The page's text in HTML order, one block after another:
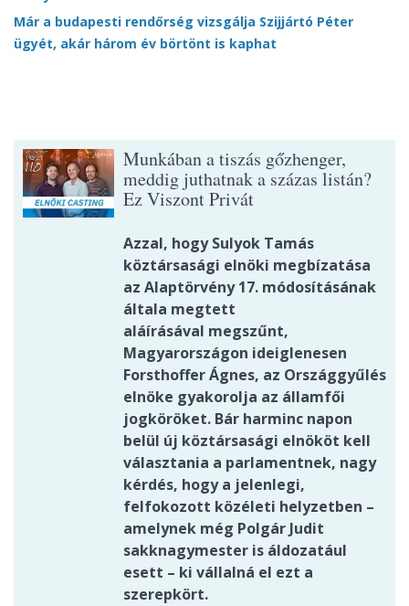
Már a budapesti rendőrség vizsgálja Szijjártó Péter
ügyét, akár három év börtönt is kaphat
Munkában a tiszás gőzhenger,
meddig juthatnak a százas listán?
Ez Viszont Privát
Azzal, hogy Sulyok Tamás
köztársasági elnöki megbízatása
az Alaptörvény 17. módosításának
általa megtett
aláírásával megszűnt,
Magyarországon ideiglenesen
Forsthoffer Ágnes, az Országgyűlés
elnöke gyakorolja az államfői
jogköröket. Bár harminc napon
belül új köztársasági elnököt kell
választania a parlamentnek, nagy
kérdés, hogy a jelenlegi,
felfokozott közéleti helyzetben –
amelynek még Polgár Judit
sakknagymester is áldozatául
esett – ki vállalná el ezt a
szerepkört.